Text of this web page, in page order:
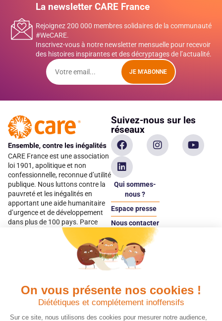
On vous présente nos cookies !
Diététiques et complétement inoffensifs
Sur ce site, nous utilisons des cookies pour mesurer notre audience,
La newsletter CARE France
Rejoignez 200 000 membres solidaires de la communauté
#WeCARE.
Inscrivez-vous à notre newsletter mensuelle pour recevoir
des histoires inspirantes et des décryptages de l’actualité.
JE M'ABONNE
CARE France est une association
loi 1901, apolitique et non
confessionnelle, reconnue d’utilité
publique. Nous luttons contre la
pauvreté et les inégalités en
apportant une aide humanitaire
d’urgence et de développement
dans plus de 100 pays. Parce
qu’elles sont les premières
victimes des inégalités, CARE met
les femmes et les filles au cœur
Suivez-nous sur les
réseaux
Qui sommes-
nous ?
Espace presse
Nous contacter
Espace
donateur
Quels avantages fiscaux ?
Chaque don effectué à une
association reconnue d’utilité
Donner en confiance
Vos dons sont
déductibles à 75 % de